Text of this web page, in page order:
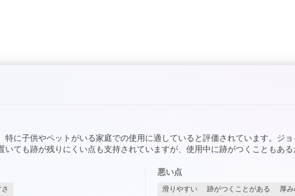
に子供やペットがいる家庭での使用に適していると評価されています。ジ
ても跡が残りにくい点も支持されていますが、使用中に跡がつくこともある
悪い点
滑りやすい 跡がつくことがある 厚